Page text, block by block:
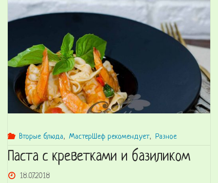
Вторые блюда, МастерШеф рекомендует, Разное
Паста с креветками и базиликом
18.07.2018